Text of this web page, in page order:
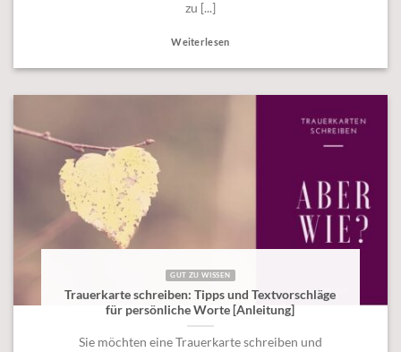
zu [...]
Weiterlesen
GUT ZU WISSEN
Trauerkarte schreiben: Tipps und Textvorschläge
für persönliche Worte [Anleitung]
Sie möchten eine Trauerkarte schreiben und